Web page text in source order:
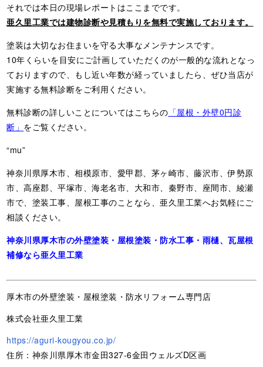
それでは本日の現場レポートはここまでです。
亜久里工業では建物診断や見積もりを無料で実施しております。
塗装は大切なお住まいを守る大事なメンテナンスです。
10年くらいを目安にご計画していただくのが一般的な流れとなっ
ておりますので、もし近い年数が経っていましたら、ぜひ当店が
実施する無料診断をご利用ください。
無料診断の詳しいことについてはこちらの 「屋根・外壁0円診
断」 をご覧ください。
“mu”
神奈川県厚木市、相模原市、愛甲郡、茅ヶ崎市、藤沢市、伊勢原
市、高座郡、平塚市、海老名市、大和市、秦野市、座間市、綾瀬
市で、塗装工事、屋根工事のことなら、亜久里工業へお気軽にご
相談ください。
神奈川県厚木市の外壁塗装・屋根塗装・防水工事・雨樋、瓦屋根
補修なら亜久里工業
厚木市の外壁塗装・屋根塗装・防水リフォーム専門店
株式会社亜久里工業
https://aguri-kougyou.co.jp/
住所：神奈川県厚木市金田327-6金田ウェルズD区画